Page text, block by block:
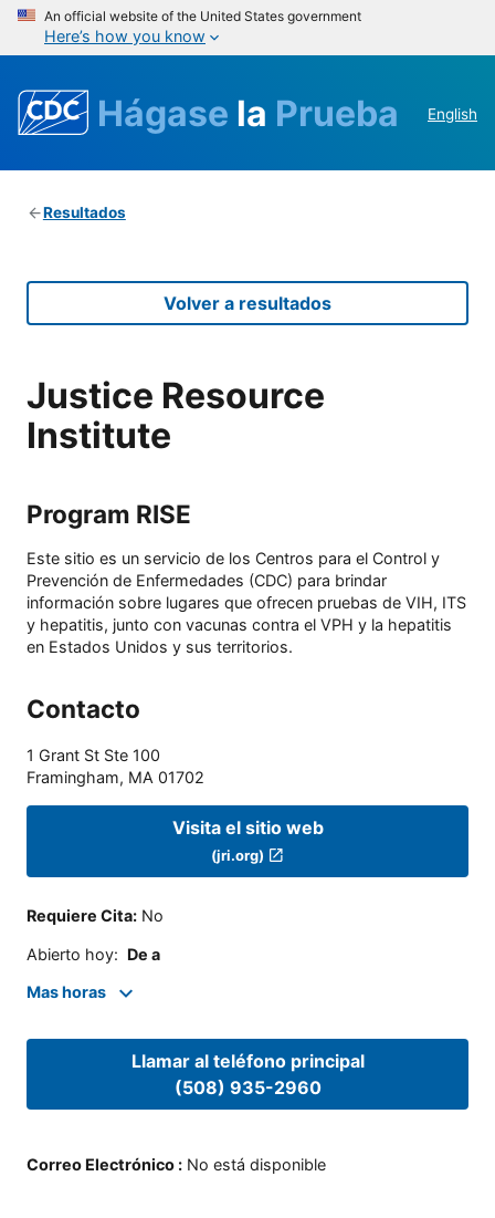
An official website of the United States government
Here’s how you know
Hágase la Prueba English
Resultados
Volver a resultados
Justice Resource
Institute
Program RISE
Este sitio es un servicio de los Centros para el Control y
Prevención de Enfermedades (CDC) para brindar
información sobre lugares que ofrecen pruebas de VIH, ITS
y hepatitis, junto con vacunas contra el VPH y la hepatitis
en Estados Unidos y sus territorios.
Contacto
1 Grant St Ste 100
Framingham, MA 01702
Visita el sitio web
(jri.org)
Requiere Cita: No
Abierto hoy: De a
Mas horas
Llamar al teléfono principal
(508) 935-2960
Correo Electrónico : No está disponible